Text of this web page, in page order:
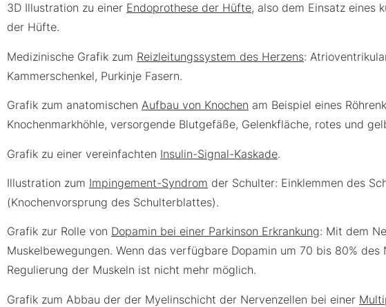
3D Illustration zu einer Endoprothese der Hüfte, also dem Einsatz eines
der Hüfte.
Medizinische Grafik zum Reizleitungssystem des Herzens:
Kammerschenkel, Purkinje Fasern.
Grafik zum anatomischen Aufbau von Knochen am Beispiel eines
Knochenmarkhöhle, versorgende Blutgefäße, Gelenkfläche, rotes und
Grafik zu einer vereinfachten Insulin-Signal-Kaskade.
Illustration zum Impingement-Syndrom der Schulter: Einklemmen des
(Knochenvorsprung des Schulterblattes).
Grafik zur Rolle von Dopamin bei einer Parkinson Erkrankung: Mit dem
Muskelbewegungen. Wenn das verfügbare Dopamin um 70 bis 80%
Regulierung der Muskeln ist nicht mehr möglich.
Grafik zum Abbau der der Myelinschicht der Nervenzellen bei einer